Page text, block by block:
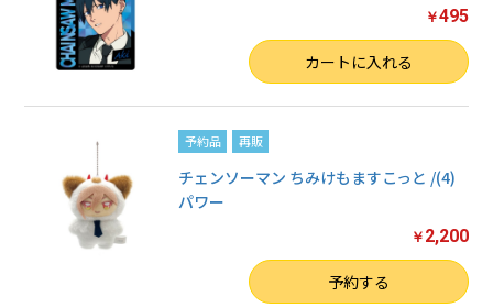
￥495
カートに入れる
予約品 再販
チェンソーマン ちみけもますこっと /(4)
パワー
￥ 2,200
予約する